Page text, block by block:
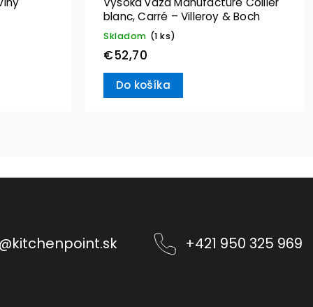
blanc, Carré – Villeroy & Boch
Skladom (1 ks)
€52,70
Do košíka
kitchenpoint.sk +421 950 325 969